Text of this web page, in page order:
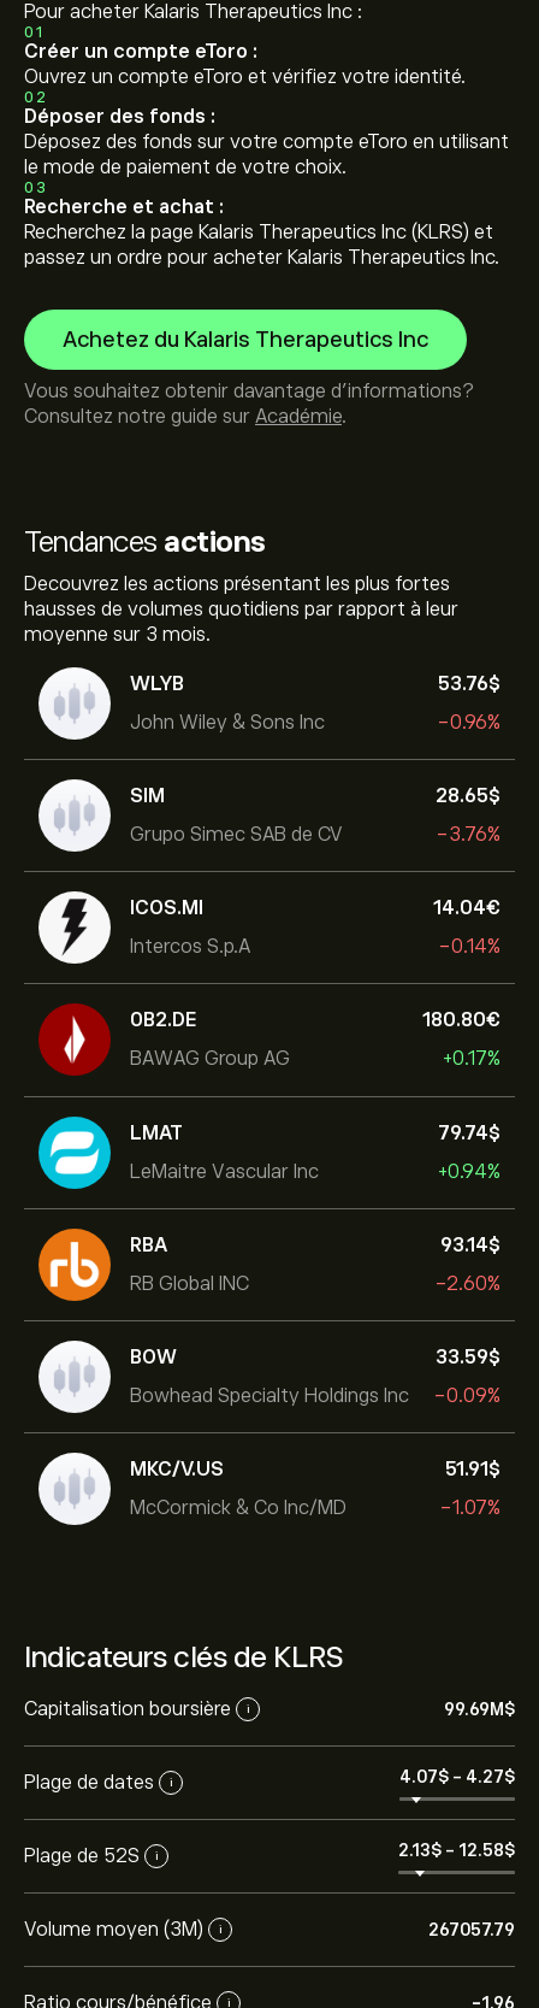
Tendances actions
Decouvrez les actions présentant les plus fortes
hausses de volumes quotidiens par rapport à leur
moyenne sur 3 mois.
WLYB
John Wiley & Sons Inc
53.76‎$‎
-0.96%
SIM
Grupo Simec SAB de CV
28.65‎$‎
-3.76%
ICOS.MI
Intercos S.p.A
14.04‎€‎
-0.14%
0B2.DE
BAWAG Group AG
180.80‎€‎
+0.17%
LMAT
LeMaitre Vascular Inc
79.74‎$‎
+0.94%
RBA
RB Global INC
93.14‎$‎
-2.60%
BOW
Bowhead Specialty Holdings Inc
33.59‎$‎
-0.09%
MKC/V.US
McCormick & Co Inc/MD
51.91‎$‎
-1.07%
Indicateurs clés de KLRS
Capitalisation boursière i 99.69M‎$‎
Plage de dates i 4.07‎$‎ - 4.27‎$‎
Plage de 52S i 2.13‎$‎ - 12.58‎$‎
Volume moyen (3M) i 267057.79
Ratio cours/bénéfice i -1.96
Pour acheter Kalaris Therapeutics Inc :
01
Créer un compte eToro :
Ouvrez un compte eToro et vérifiez votre identité.
02
Déposer des fonds :
Déposez des fonds sur votre compte eToro en utilisant
le mode de paiement de votre choix.
03
Recherche et achat :
Recherchez la page Kalaris Therapeutics Inc (KLRS) et
passez un ordre pour acheter Kalaris Therapeutics Inc.
Achetez du Kalaris Therapeutics Inc
Vous souhaitez obtenir davantage d'informations?
Consultez notre guide sur Académie.